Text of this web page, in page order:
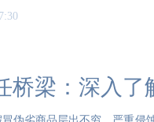
桥梁：深入了